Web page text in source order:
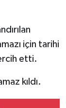
için tarihi
etti.
kıldı.